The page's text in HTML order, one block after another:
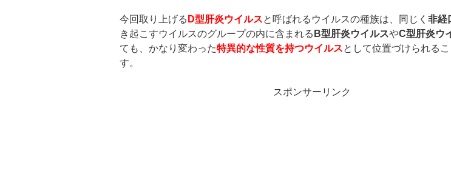
今回取り上げる D型肝炎ウイルスと呼ばれるウイルスの種族は、同じく 非経
き起こすウイルスのグループの内に含まれる B型肝炎ウイルスやC型肝炎ウ
ても、かなり変わった特異的な性質を持つウイルスとして位置づけられる
す。
スポンサーリンク